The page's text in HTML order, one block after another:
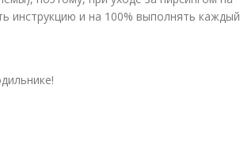
инструкцию и на 100% выполнять каждый